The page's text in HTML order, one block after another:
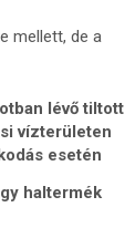
mellett, de a
lévő tiltott
vízterületen
esetén
haltermék